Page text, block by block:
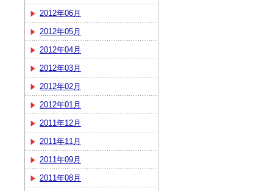
2012年06月
2012年05月
2012年04月
2012年03月
2012年02月
2012年01月
2011年12月
2011年11月
2011年09月
2011年08月